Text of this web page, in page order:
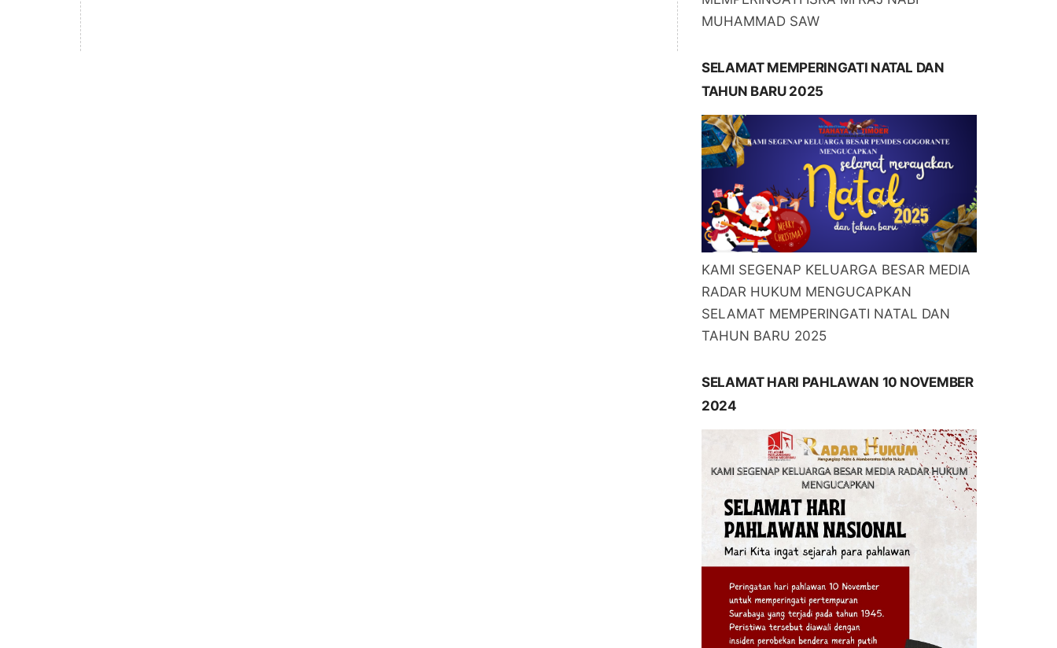
MUHAMMAD SAW
SELAMAT MEMPERINGATI NATAL DAN
TAHUN BARU 2025
KAMI SEGENAP KELUARGA BESAR MEDIA
RADAR HUKUM MENGUCAPKAN
SELAMAT MEMPERINGATI NATAL DAN
TAHUN BARU 2025
SELAMAT HARI PAHLAWAN 10 NOVEMBER
2024